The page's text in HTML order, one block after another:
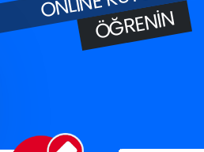
ÖĞRENIN